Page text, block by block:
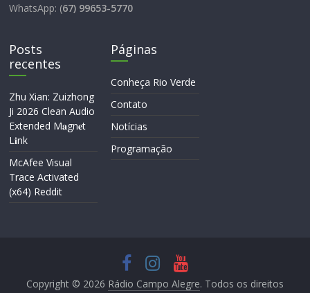
WhatsApp: (67) 99653-5770
Posts
recentes
Zhu Xian: Zuizhong
Ji 2026 Clean Audio
Extended M𝐚gn𝐞t
L𝐢nk
McAfee Visual
Trace Activated
(x64) Reddit
Páginas
Conheça Rio Verde
Contato
Notícias
Programação
Copyright © 2026 Rádio Campo Alegre. Todos os direitos